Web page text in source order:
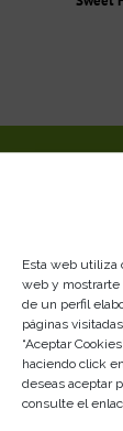
Esta web utiliza
web y mostrarte
de un perfil
páginas
“Aceptar
haciendo click
deseas aceptar
consulte el
CENTRO
vas a
calidad.
Tu centro
Málaga